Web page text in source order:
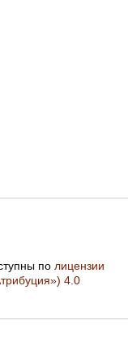
по лицензии
4.0